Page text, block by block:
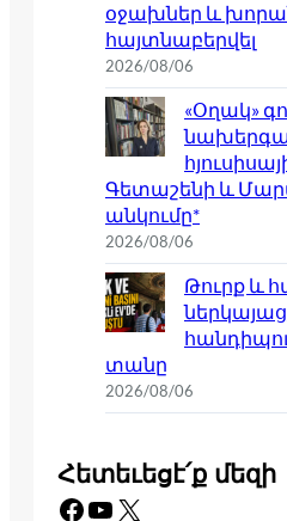
օջախներ և
հայտնաբերվել
2026/08/06
«Օղակ»
Գետաշենի և
անկումը*
2026/08/06
Թուրք և
տանը
2026/08/06
Հետեւեցէ՛ք մեզի
Facebook YouTube X